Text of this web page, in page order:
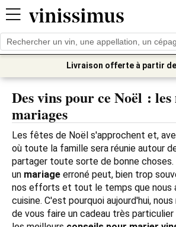
Livraison offerte à partir
Des vins pour ce Noël :
mariages
Les fêtes de Noël s'approchent et,
où toute la famille sera réunie autour
partager toute sorte de bonne choses.
un mariage erroné peut, bien trop
nos efforts et tout le temps que nous
cuisine. C'est pourquoi aujourd'hui,
de vous faire un cadeau très